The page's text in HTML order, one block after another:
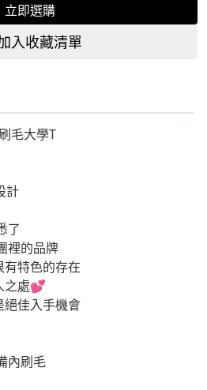
立即選購
入收藏清單
毛大學T
計
了
裡的品牌
特色的存在
之處💕
絕佳入手機會
刷毛